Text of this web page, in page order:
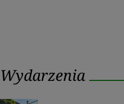
Wydarzenia